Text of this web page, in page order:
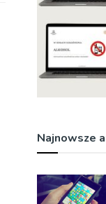
Najnowsze